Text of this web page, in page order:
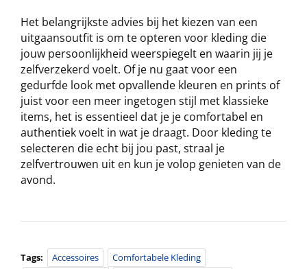
Het belangrijkste advies bij het kiezen van een
uitgaansoutfit is om te opteren voor kleding die
jouw persoonlijkheid weerspiegelt en waarin jij je
zelfverzekerd voelt. Of je nu gaat voor een
gedurfde look met opvallende kleuren en prints of
juist voor een meer ingetogen stijl met klassieke
items, het is essentieel dat je je comfortabel en
authentiek voelt in wat je draagt. Door kleding te
selecteren die echt bij jou past, straal je
zelfvertrouwen uit en kun je volop genieten van de
avond.
Tags: Accessoires
Comfortabele Kleding